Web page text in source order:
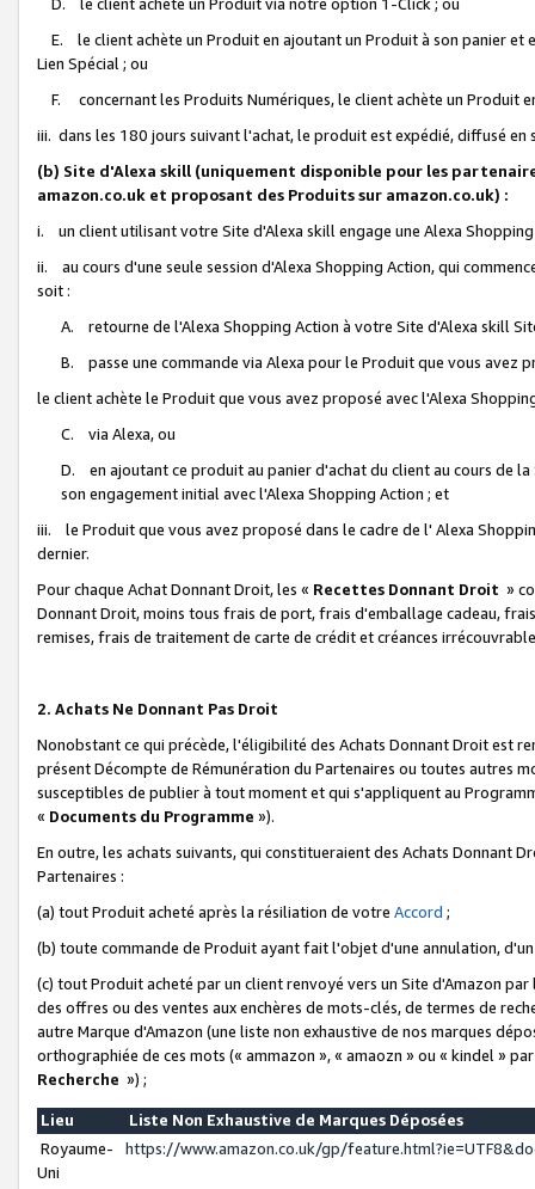
E. le client achète un Produit en ajoutant un Produit à son panier et
Lien Spécial ; ou
F. concernant les Produits Numériques, le client achète un Produit
iii. dans les 180 jours suivant l'achat, le produit est expédié, diffusé
(b) Site d'Alexa skill (uniquement disponible pour les
amazon.co.uk et proposant des Produits sur amazon.co.uk) :
i. un client utilisant votre Site d'Alexa skill engage une Alexa
ii. au cours d'une seule session d'Alexa Shopping Action, qui
soit :
A. retourne de l'Alexa Shopping Action à votre Site d'Alexa skill
B. passe une commande via Alexa pour le Produit que vous avez
le client achète le Produit que vous avez proposé avec l'Alexa
C. via Alexa, ou
D. en ajoutant ce produit au panier d'achat du client au cours de
son engagement initial avec l'Alexa Shopping Action ; et
iii. le Produit que vous avez proposé dans le cadre de l' Alexa
dernier.
Pour chaque Achat Donnant Droit, les « Recettes Donnant Droit »
Donnant Droit, moins tous frais de port, frais d'emballage cadeau,
remises, frais de traitement de carte de crédit et créances
2. Achats Ne Donnant Pas Droit
Nonobstant ce qui précède, l'éligibilité des Achats Donnant Droit est
présent Décompte de Rémunération du Partenaires ou toutes autres
susceptibles de publier à tout moment et qui s'appliquent au
« Documents du Programme »).
En outre, les achats suivants, qui constitueraient des Achats Donnant
Partenaires :
(a) tout Produit acheté après la résiliation de votre Accord ;
(b) toute commande de Produit ayant fait l'objet d'une annulation,
(c) tout Produit acheté par un client renvoyé vers un Site d'Amazon
des offres ou des ventes aux enchères de mots-clés, de termes de
autre Marque d'Amazon (une liste non exhaustive de nos marques
orthographiée de ces mots (« ammazon », « amaozn » ou « kindel »
Recherche ») ;
Lieu
Liste Non Exhaustive de Marques Déposées
Royaume-
Uni
https://www.amazon.co.uk/gp/